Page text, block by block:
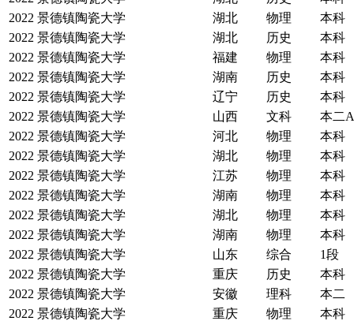
2022 景德镇陶瓷大学 湖北 物理
本科
2022 景德镇陶瓷大学 湖北 历史
本科
2022 景德镇陶瓷大学 福建 物理
本科
2022 景德镇陶瓷大学 湖南 历史
本科
2022 景德镇陶瓷大学 辽宁 历史
本科
2022 景德镇陶瓷大学 山西 文科
本二A
2022 景德镇陶瓷大学 河北 物理
本科
2022 景德镇陶瓷大学 湖北 物理
本科
2022 景德镇陶瓷大学 江苏 物理
本科
2022 景德镇陶瓷大学 湖南 物理
本科
2022 景德镇陶瓷大学 湖北 物理
本科
2022 景德镇陶瓷大学 湖南 物理
本科
2022 景德镇陶瓷大学 山东 综合
1段
2022 景德镇陶瓷大学 重庆 历史
本科
2022 景德镇陶瓷大学 安徽 理科
本二
2022 景德镇陶瓷大学 重庆 物理
本科